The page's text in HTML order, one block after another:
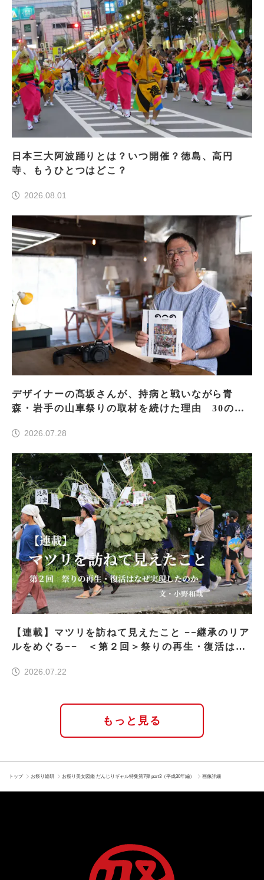
日本三大阿波踊りとは？いつ開催？徳島、高円
寺、もうひとつはどこ？
2026.08.01
デザイナーの髙坂さんが、持病と戦いながら青
森・岩手の山車祭りの取材を続けた理由 30の山
2026.07.28
【連載】マツリを訪ねて見えたこと −−継承のリア
ルをめぐる−− ＜第２回＞祭りの再生・復活はな
2026.07.22
もっと見る
トップ お祭り総研 お祭り美女図鑑 だんじりギャル特集第7弾 part3（平成30年編） 画像詳細